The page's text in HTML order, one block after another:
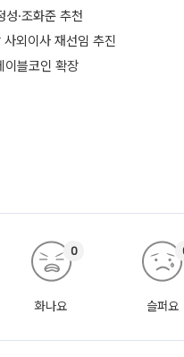
·조화준 추천
외이사 재선임 추진
이블코인 확장
화나요
0
슬퍼요